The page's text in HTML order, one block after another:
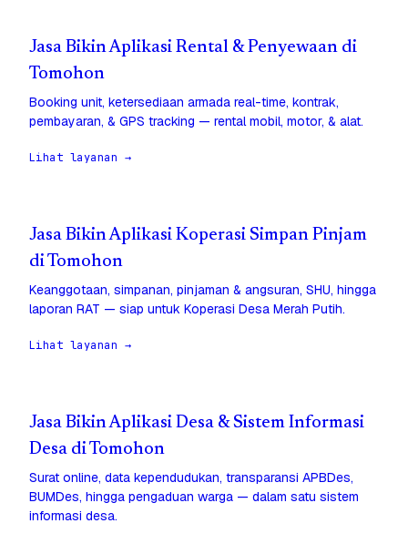
Jasa Bikin Aplikasi Rental & Penyewaan di
Tomohon
Booking unit, ketersediaan armada real-time, kontrak,
pembayaran, & GPS tracking — rental mobil, motor, & alat.
Lihat layanan →
Jasa Bikin Aplikasi Koperasi Simpan Pinjam
di Tomohon
Keanggotaan, simpanan, pinjaman & angsuran, SHU, hingga
laporan RAT — siap untuk Koperasi Desa Merah Putih.
Lihat layanan →
Jasa Bikin Aplikasi Desa & Sistem Informasi
Desa di Tomohon
Surat online, data kependudukan, transparansi APBDes,
BUMDes, hingga pengaduan warga — dalam satu sistem
informasi desa.